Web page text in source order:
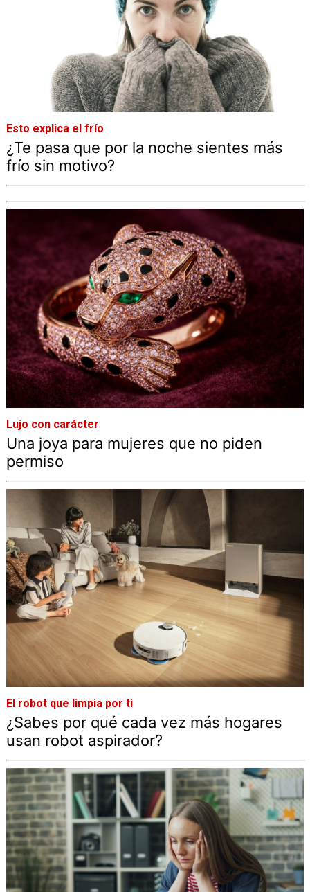
Esto explica el frío
¿Te pasa que por la noche sientes más
frío sin motivo?
Lujo con carácter
Una joya para mujeres que no piden
permiso
El robot que limpia por ti
¿Sabes por qué cada vez más hogares
usan robot aspirador?